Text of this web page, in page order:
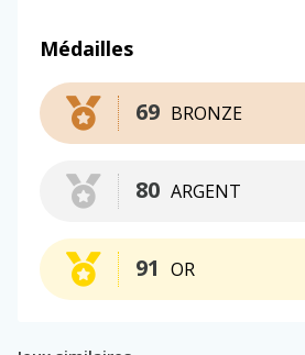
Médailles
BRONZE
69
ARGENT
80
OR
91